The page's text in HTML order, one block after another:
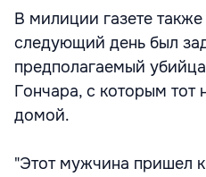
В милиции газете
следующий день был
предполагаемый
Гончара, с которым тот
домой.
"Этот мужчина пришел